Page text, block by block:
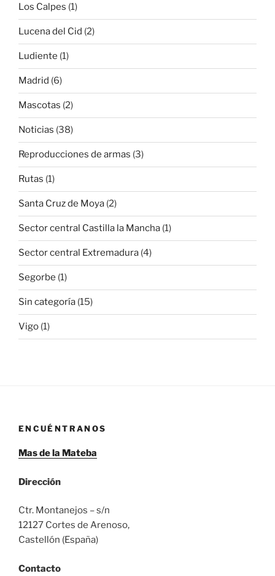
Los Calpes (1)
Lucena del Cid (2)
Ludiente (1)
Madrid (6)
Mascotas (2)
Noticias (38)
Reproducciones de armas (3)
Rutas (1)
Santa Cruz de Moya (2)
Sector central Castilla la Mancha (1)
Sector central Extremadura (4)
Segorbe (1)
Sin categoría (15)
Vigo (1)
ENCUÉNTRANOS
Mas de la Mateba
Dirección
Ctr. Montanejos – s/n
12127 Cortes de Arenoso,
Castellón (España)
Contacto